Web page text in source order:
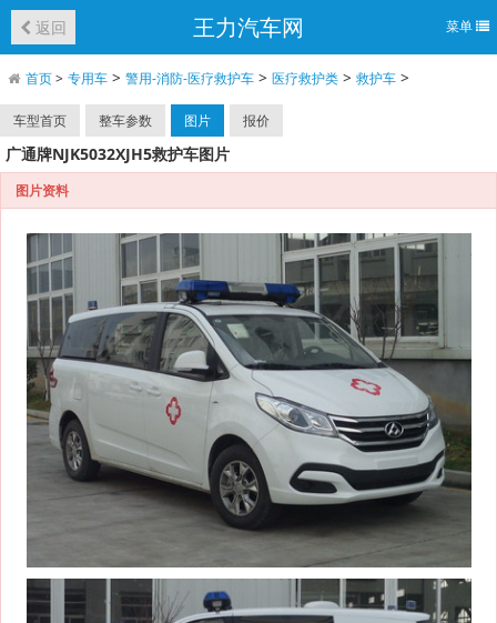
返回 王力汽车网 菜单
首页> 专用车> 警用-消防-医疗救护车> 医疗救护类> 救护车>
车型首页 整车参数 图片 报价
广通牌NJK5032XJH5救护车图片
图片资料